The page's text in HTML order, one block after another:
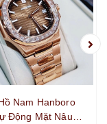
Nam Hanboro
Động Mặt Nâu